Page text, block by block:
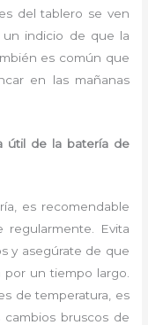
del tablero se ven
un indicio de que la
es común que
en las mañanas
útil de la batería de
es recomendable
regularmente. Evita
y asegúrate de que
un tiempo largo.
de temperatura, es
bruscos de